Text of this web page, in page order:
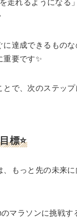
に達成できるもの
重要です✨
とで、次のステッ
標⭐️
、もっと先の未来
マラソンに挑戦す